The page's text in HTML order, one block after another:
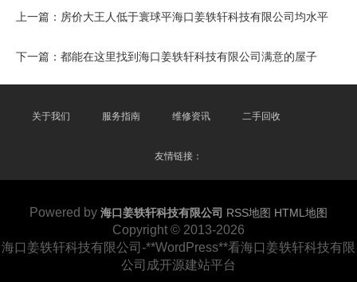
上一篇： 房价大王人低于寰球平海口姜轶轩科技有限公司均水平
下一篇： 都能在这里找到海口姜轶轩科技有限公司满意的屋子
关于我们 服务指南 维修资讯 二手回收
友情链接：
Powered by 海口姜轶轩科技有限公司 RSS地图 HTML地图
Copyright © 2013-2026
海口姜轶轩科技有限公司-**WordPress**看海口姜轶轩科技有限
公司成开源建站平台